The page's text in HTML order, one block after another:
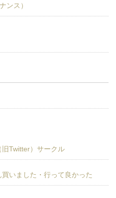
ンス）
Twitter）サークル
いました・行って良かった